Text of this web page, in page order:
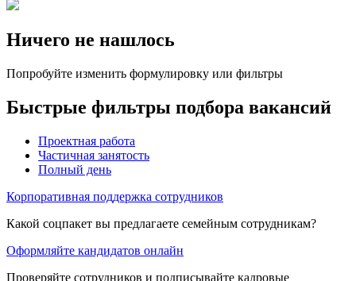
Ничего не нашлось
Попробуйте изменить формулировку или фильтры
Быстрые фильтры подбора вакансий
Проектная работа
Частичная занятость
Полный день
Корпоративная поддержка сотрудников
Какой соцпакет вы предлагаете семейным сотрудникам?
Оформляйте кандидатов онлайн
Проверяйте сотрудников и подписывайте кадровые